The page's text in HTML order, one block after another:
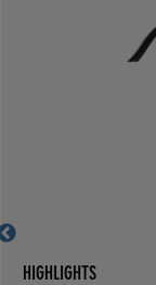
HIGHLIGHTS